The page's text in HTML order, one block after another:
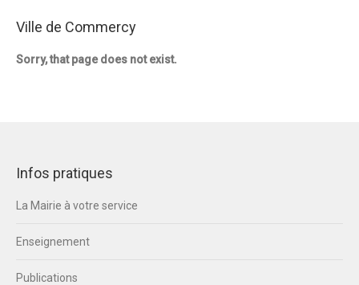
Ville de Commercy
Sorry, that page does not exist.
Infos pratiques
La Mairie à votre service
Enseignement
Publications